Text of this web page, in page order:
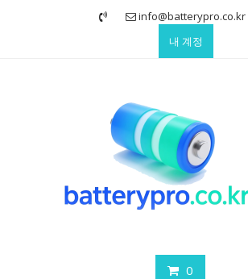
info@batterypro.co.kr
내 계정
0